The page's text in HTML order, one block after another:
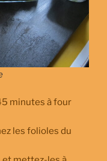
minutes à four
les folioles du